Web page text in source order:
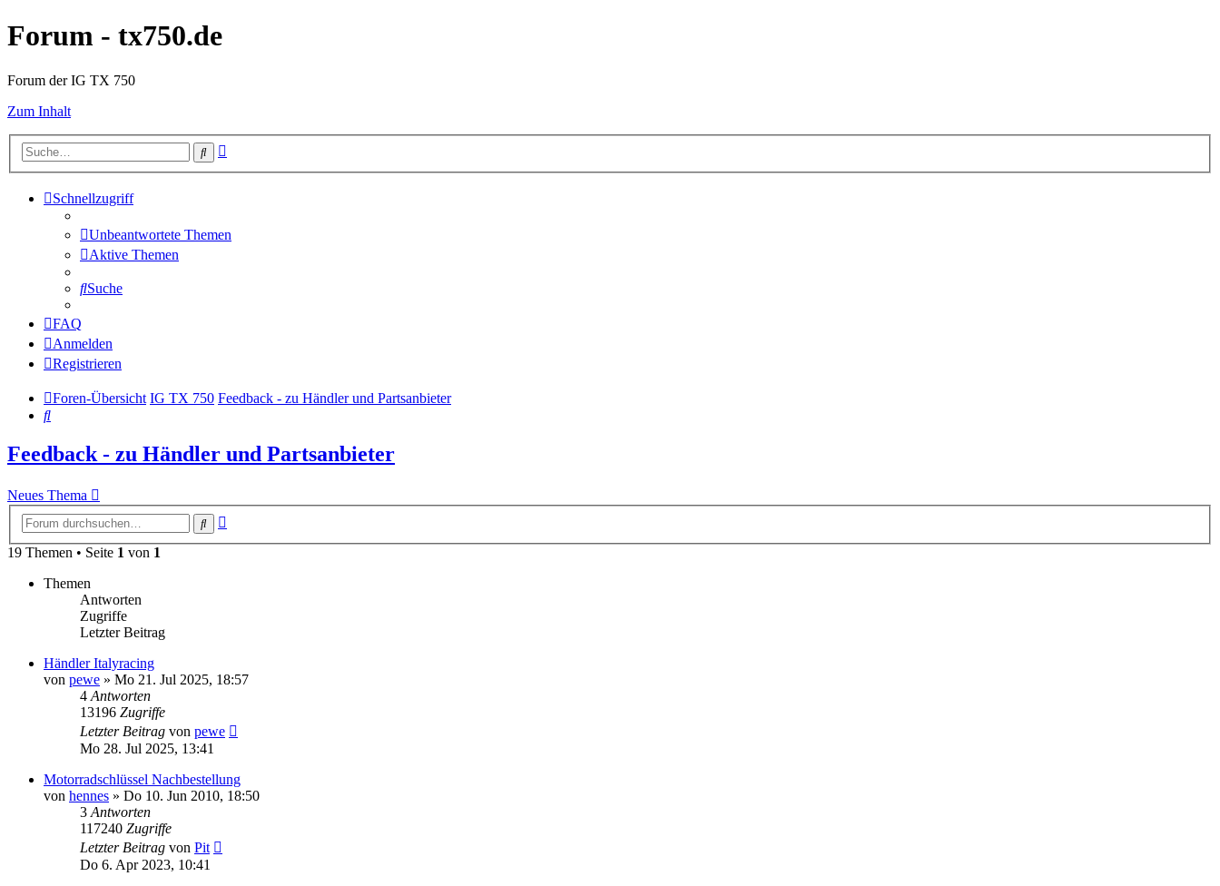
Forum - tx750.de
Forum der IG TX 750
Zum Inhalt
Suche
Schnellzugriff
Unbeantwortete Themen
Aktive Themen
Suche
FAQ
Anmelden
Registrieren
Foren-Übersicht IG TX 750 Feedback - zu Händler und Partsanbieter
Suche
Feedback - zu Händler und Partsanbieter
Neues Thema
Suche
19 Themen • Seite 1 von 1
Themen
Antworten
Zugriffe
Letzter Beitrag
Händler Italyracing
von pewe » Mo 21. Jul 2025, 18:57
4 Antworten
13196 Zugriffe
Letzter Beitrag von pewe
Mo 28. Jul 2025, 13:41
Motorradschlüssel Nachbestellung
von hennes » Do 10. Jun 2010, 18:50
3 Antworten
117240 Zugriffe
Letzter Beitrag von Pit
Do 6. Apr 2023, 10:41